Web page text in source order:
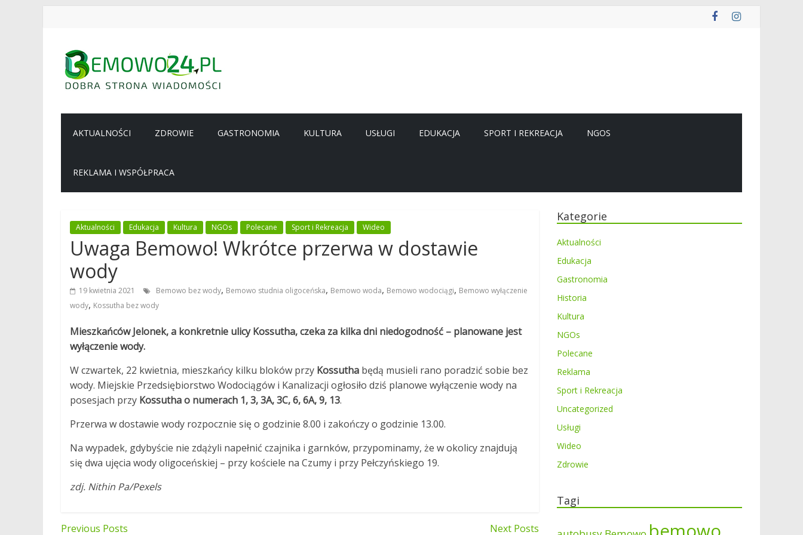
BEMOWO24
Bemowa
AKTUALNOŚCI ZDROWIE GASTRONOMIA KULTURA USŁUGI EDUKACJA SPORT I REKREACJA NGOS
REKLAMA I WSPÓŁPRACA
Aktualności Edukacja Kultura NGOs Polecane Sport i Rekreacja Wideo
Uwaga Bemowo! Wkrótce przerwa w dostawie
wody
19 kwietnia 2021 Bemowo bez wody, Bemowo studnia oligoceńska, Bemowo woda, Bemowo wodociągi, Bemowo wyłączenie
wody, Kossutha bez wody
Mieszkańców Jelonek, a konkretnie ulicy Kossutha, czeka za kilka dni niedogodność – planowane jest
wyłączenie wody.
W czwartek, 22 kwietnia, mieszkańcy kilku bloków przy Kossutha będą musieli rano poradzić sobie bez
wody. Miejskie Przedsiębiorstwo Wodociągów i Kanalizacji ogłosiło dziś planowe wyłączenie wody na
posesjach przy Kossutha o numerach 1, 3, 3A, 3C, 6, 6A, 9, 13.
Przerwa w dostawie wody rozpocznie się o godzinie 8.00 i zakończy o godzinie 13.00.
Na wypadek, gdybyście nie zdążyli napełnić czajnika i garnków, przypominamy, że w okolicy znajdują
się dwa ujęcia wody oligoceńskiej – przy kościele na Czumy i przy Pełczyńskiego 19.
zdj. Nithin Pa/Pexels
Previous Posts Next Posts
Kategorie
Aktualności
Edukacja
Gastronomia
Historia
Kultura
NGOs
Polecane
Reklama
Sport i Rekreacja
Uncategorized
Usługi
Wideo
Zdrowie
Tagi